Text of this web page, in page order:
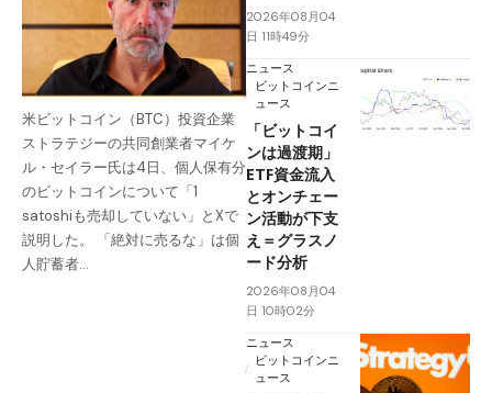
米ビットコイン（BTC）投資企業
ストラテジーの共同創業者マイケ
ル・セイラー氏は4日、個人保有分
のビットコインについて「1
satoshiも売却していない」とXで
説明した。 「絶対に売るな」は個
人貯蓄者…
2026年08月04
日 11時49分
ニュース
ビットコインニ
ュース
「ビットコイ
ンは過渡期」
ETF資金流入
とオンチェー
ン活動が下支
え＝グラスノ
ード分析
2026年08月04
日 10時02分
ニュース
ビットコインニ
ュース